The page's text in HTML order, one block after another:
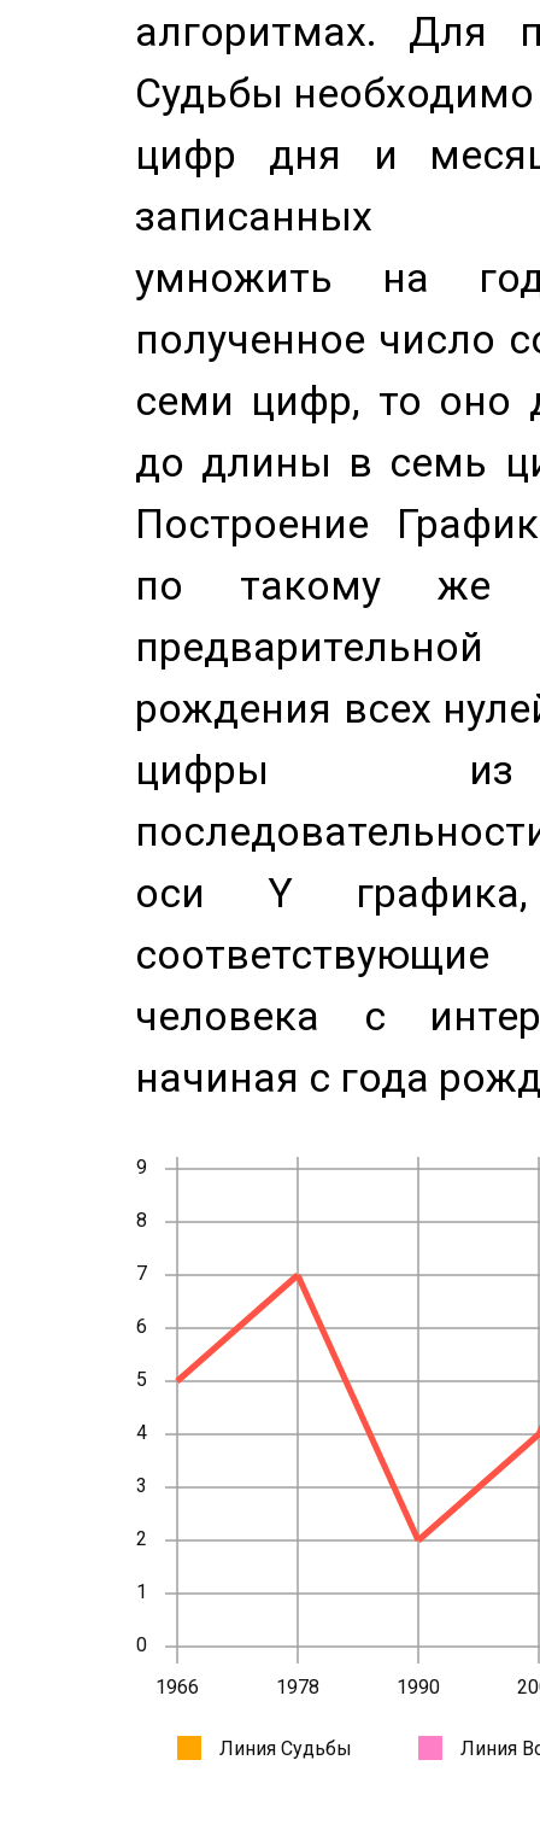
алгоритмах. Для
Судьбы
цифр дня и
записанных
умножить на
полученное число
семи цифр, то оно
до длины в семь
Построение
по такому же
рождения всех
цифры из
оси Y
человека с
начиная с года